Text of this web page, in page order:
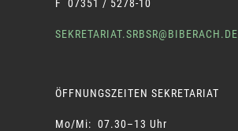
F 07351 / 5278-10
SEKRETARIAT.SRBSR@BIBERACH.DE
ÖFFNUNGSZEITEN SEKRETARIAT
Mo/Mi: 07.30–13 Uhr